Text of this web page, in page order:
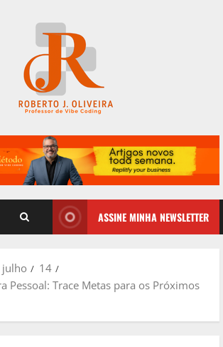
ASSINE MINHA NEWSLETTER
julho
14
Pessoal: Trace Metas para os Próximos